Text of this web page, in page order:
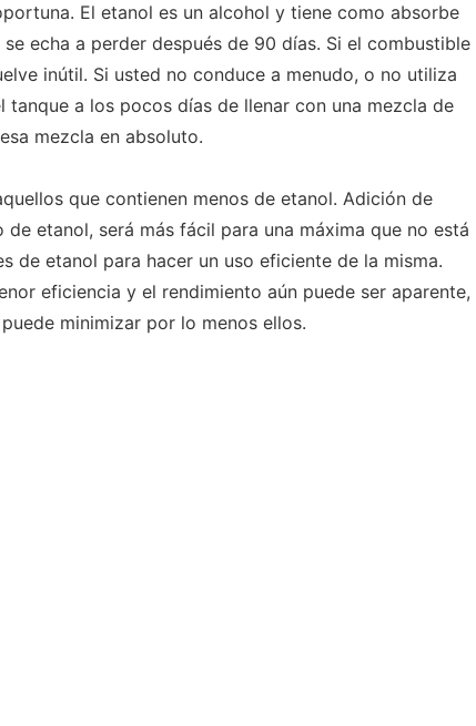
El etanol es un alcohol y tiene como absorbe
echa a perder después de 90 días. Si el combustible
inútil. Si usted no conduce a menudo, o no utiliza
a los pocos días de llenar con una mezcla de
mezcla en absoluto.
que contienen menos de etanol. Adición de
etanol, será más fácil para una máxima que no está
de etanol para hacer un uso eficiente de la misma.
eficiencia y el rendimiento aún puede ser aparente,
minimizar por lo menos ellos.